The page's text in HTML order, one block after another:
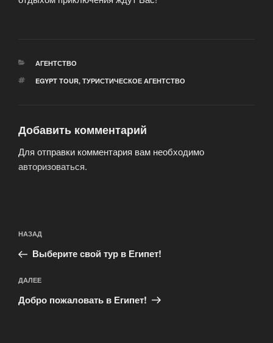
РУБРИКИ
АГЕНТСТВО
МЕТКИ
EGYPT TOUR, ТУРИСТИЧЕСКОЕ АГЕНТСТВО
Добавить комментарий
Для отправки комментария вам необходимо
авторизоваться.
по
записям
Предыдущая
запись:
НАЗАД
Выберите свой тур в Египет!
Следующая
запись
ДАЛЕЕ
Добро пожаловать в Египет!